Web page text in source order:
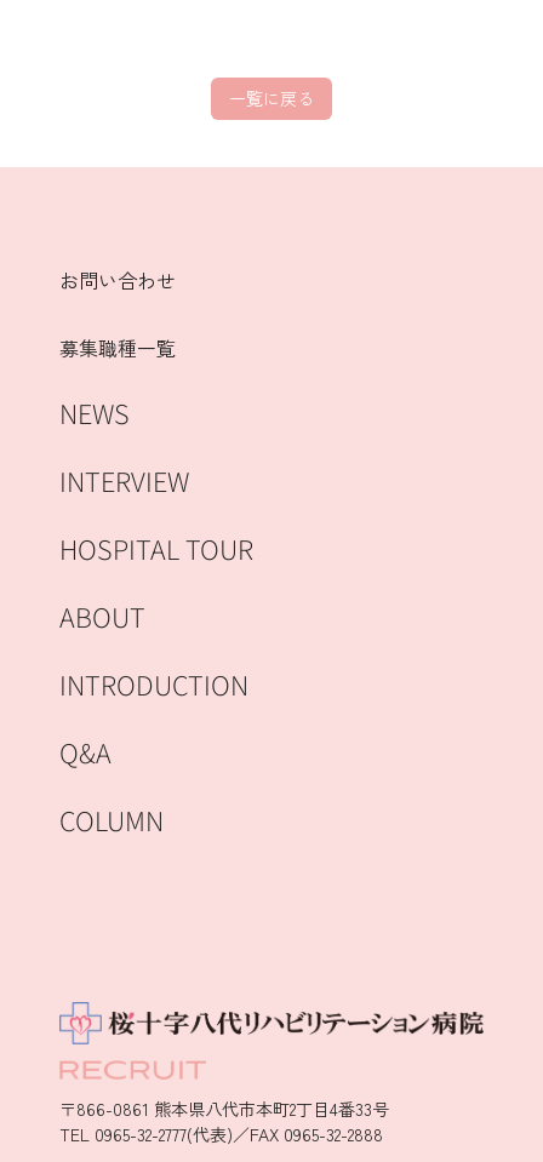
一覧に戻る
お問い合わせ
募集職種一覧
NEWS
INTERVIEW
HOSPITAL TOUR
ABOUT
INTRODUCTION
Q&A
COLUMN
〒866-0861 熊本県八代市本町2丁目4番33号
TEL 0965-32-2777(代表)／FAX 0965-32-2888